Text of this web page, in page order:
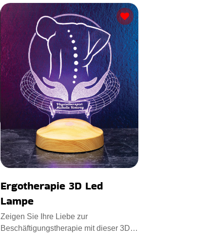
Ergotherapie 3D Led
Lampe
Zeigen Sie Ihre Liebe zur
Beschäftigungstherapie mit dieser 3D-